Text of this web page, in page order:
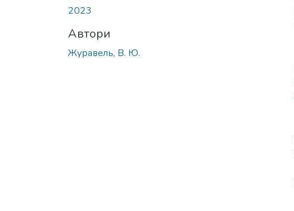
2023
Автори
Журавель, В. Ю.